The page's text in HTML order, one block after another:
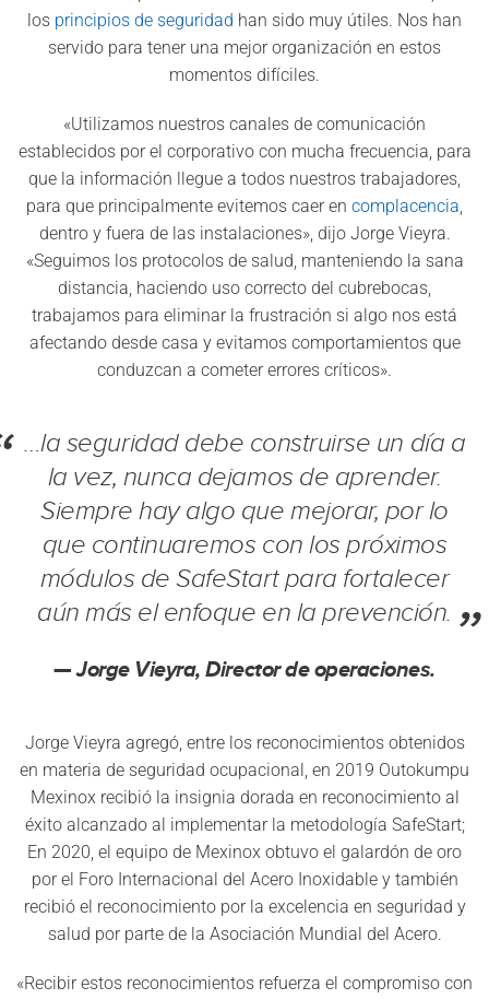
los principios de seguridad han sido muy útiles. Nos han
servido para tener una mejor organización en estos
momentos difíciles.
«Utilizamos nuestros canales de comunicación
establecidos por el corporativo con mucha frecuencia, para
que la información llegue a todos nuestros trabajadores,
para que principalmente evitemos caer en complacencia,
dentro y fuera de las instalaciones», dijo Jorge Vieyra.
«Seguimos los protocolos de salud, manteniendo la sana
distancia, haciendo uso correcto del cubrebocas,
trabajamos para eliminar la frustración si algo nos está
afectando desde casa y evitamos comportamientos que
conduzcan a cometer errores críticos».
…la seguridad debe construirse un día a
la vez, nunca dejamos de aprender.
Siempre hay algo que mejorar, por lo
que continuaremos con los próximos
módulos de SafeStart para fortalecer
aún más el enfoque en la prevención.
Jorge Vieyra, Director de operaciones.
Jorge Vieyra agregó, entre los reconocimientos obtenidos
en materia de seguridad ocupacional, en 2019 Outokumpu
Mexinox recibió la insignia dorada en reconocimiento al
éxito alcanzado al implementar la metodología SafeStart;
En 2020, el equipo de Mexinox obtuvo el galardón de oro
por el Foro Internacional del Acero Inoxidable y también
recibió el reconocimiento por la excelencia en seguridad y
salud por parte de la Asociación Mundial del Acero.
«Recibir estos reconocimientos refuerza el compromiso con